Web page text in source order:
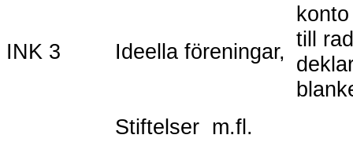
INK 3 Ideella föreningar,
till
Stiftelser m.fl.